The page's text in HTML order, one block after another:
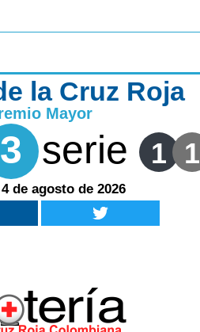
la Cruz Roja
Mayor
3 serie 1 1
de agosto de 2026